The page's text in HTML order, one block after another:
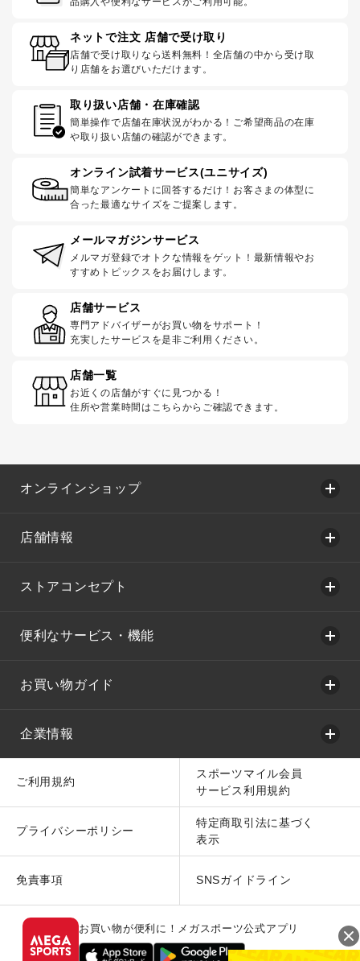
ネットで注文 店舗で受け取り
店舗で受け取りなら送料無料！全店舗の中から受け取
り店舗をお選びいただけます。
取り扱い店舗・在庫確認
簡単操作で店舗在庫状況がわかる！ご希望商品の在庫
や取り扱い店舗の確認ができます。
オンライン試着サービス(ユニサイズ)
簡単なアンケートに回答するだけ！お客さまの体型に
合った最適なサイズをご提案します。
メールマガジンサービス
メルマガ登録でオトクな情報をゲット！最新情報やお
すすめトピックスをお届けします。
店舗サービス
専門アドバイザーがお買い物をサポート！
充実したサービスを是非ご利用ください。
店舗一覧
お近くの店舗がすぐに見つかる！
住所や営業時間はこちらからご確認できます。
オンラインショップ
店舗情報
ストアコンセプト
便利なサービス・機能
お買い物ガイド
企業情報
ご利用規約
スポーツマイル会員
サービス利用規約
プライバシーポリシー
特定商取引法に基づく
表示
免責事項 SNSガイドライン
お買い物が便利に！メガスポーツ公式アプリ